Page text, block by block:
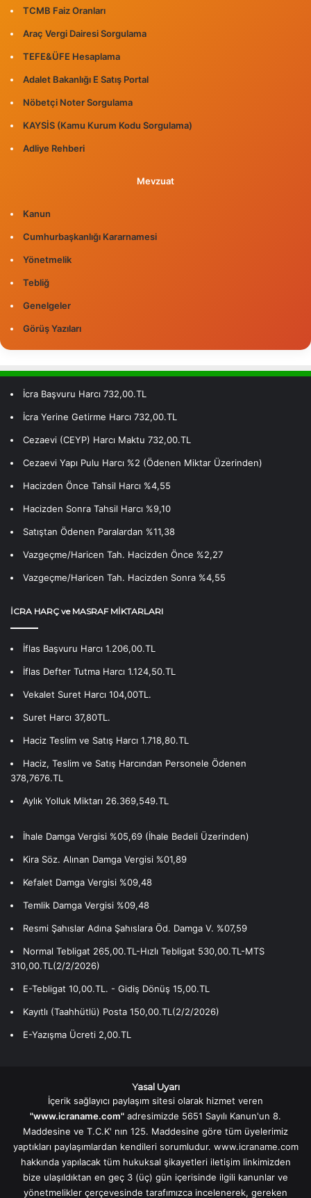
TCMB Faiz Oranları
Araç Vergi Dairesi Sorgulama
TEFE&ÜFE Hesaplama
Adalet Bakanlığı E Satış Portal
Nöbetçi Noter Sorgulama
KAYSİS (Kamu Kurum Kodu Sorgulama)
Adliye Rehberi
Mevzuat
Kanun
Cumhurbaşkanlığı Kararnamesi
Yönetmelik
Tebliğ
Genelgeler
Görüş Yazıları
İcra Başvuru Harcı 732,00.TL
İcra Yerine Getirme Harcı 732,00.TL
Cezaevi (CEYP) Harcı Maktu 732,00.TL
Cezaevi Yapı Pulu Harcı %2 (Ödenen Miktar Üzerinden)
Hacizden Önce Tahsil Harcı %4,55
Hacizden Sonra Tahsil Harcı %9,10
Satıştan Ödenen Paralardan %11,38
Vazgeçme/Haricen Tah. Hacizden Önce %2,27
Vazgeçme/Haricen Tah. Hacizden Sonra %4,55
İCRA HARÇ ve MASRAF MİKTARLARI
İflas Başvuru Harcı 1.206,00.TL
İflas Defter Tutma Harcı 1.124,50.TL
Vekalet Suret Harcı 104,00TL.
Suret Harcı 37,80TL.
Haciz Teslim ve Satış Harcı 1.718,80.TL
Haciz, Teslim ve Satış Harcından Personele Ödenen
378,7676.TL
Aylık Yolluk Miktarı 26.369,549.TL
İhale Damga Vergisi %05,69 (İhale Bedeli Üzerinden)
Kira Söz. Alınan Damga Vergisi %01,89
Kefalet Damga Vergisi %09,48
Temlik Damga Vergisi %09,48
Resmi Şahıslar Adına Şahıslara Öd. Damga V. %07,59
Normal Tebligat 265,00.TL-Hızlı Tebligat 530,00.TL-MTS
310,00.TL(2/2/2026)
E-Tebligat 10,00.TL. - Gidiş Dönüş 15,00.TL
Kayıtlı (Taahhütlü) Posta 150,00.TL(2/2/2026)
E-Yazışma Ücreti 2,00.TL
Yasal Uyarı
İçerik sağlayıcı paylaşım sitesi olarak hizmet veren
"www.icraname.com" adresimizde 5651 Sayılı Kanun'un 8.
Maddesine ve T.C.K' nın 125. Maddesine göre tüm üyelerimiz
yaptıkları paylaşımlardan kendileri sorumludur. www.icraname.com
hakkında yapılacak tüm hukuksal şikayetleri iletişim linkimizden
bize ulaşıldıktan en geç 3 (üç) gün içerisinde ilgili kanunlar ve
yönetmelikler çerçevesinde tarafımızca incelenerek, gereken